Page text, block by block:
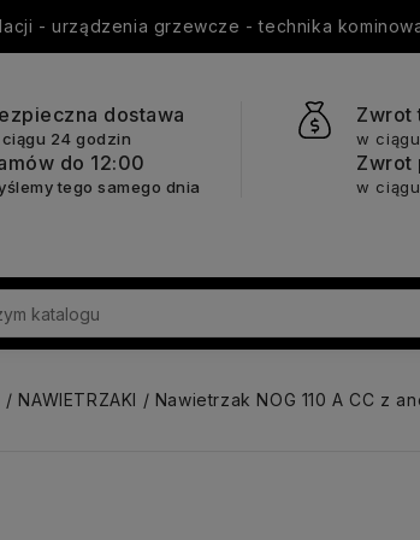
- urządzenia grzewcze - technika
dostawa
24 godzin
do 12:00
tego samego dnia
Zwrot
w
Zwrot
w
NAWIETRZAKI Nawietrzak NOG 110 A CC z